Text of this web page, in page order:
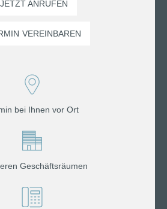
JETZT ANRUFEN
VEREINBAREN
bei Ihnen vor Ort
Geschäftsräumen